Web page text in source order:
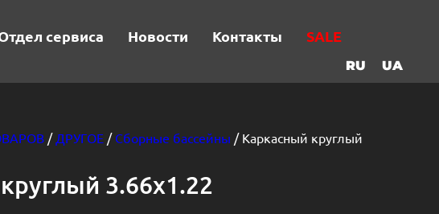
сервиса Новости Контакты SALE
RU UA
/ ДРУГОЕ / Сборные бассейны / Каркасный круглый
3.66х1.22